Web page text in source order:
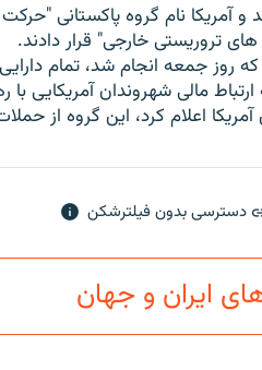
و آمریکا نام گروه پاکستانی
تروریستی خارجی" قرار دادند.
که روز جمعه انجام شد، تمام
مالی شهروندان آمریکایی
آمریکا اعلام کرد، این گروه از
دسترسی بدون فیلترشکن
ایران و جهان